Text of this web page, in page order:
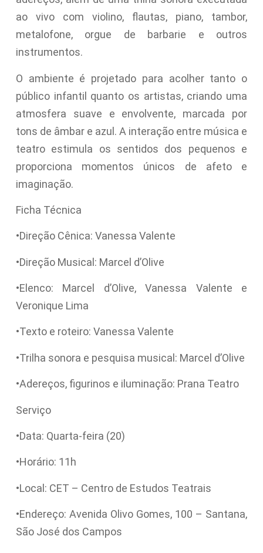
ao vivo com violino, flautas, piano, tambor,
metalofone, orgue de barbarie e outros
instrumentos.
O ambiente é projetado para acolher tanto o
público infantil quanto os artistas, criando uma
atmosfera suave e envolvente, marcada por
tons de âmbar e azul. A interação entre música e
teatro estimula os sentidos dos pequenos e
proporciona momentos únicos de afeto e
imaginação.
Ficha Técnica
•Direção Cênica: Vanessa Valente
•Direção Musical: Marcel d’Olive
•Elenco: Marcel d’Olive, Vanessa Valente e
Veronique Lima
•Texto e roteiro: Vanessa Valente
•Trilha sonora e pesquisa musical: Marcel d’Olive
•Adereços, figurinos e iluminação: Prana Teatro
Serviço
•Data: Quarta-feira (20)
•Horário: 11h
•Local: CET – Centro de Estudos Teatrais
•Endereço: Avenida Olivo Gomes, 100 – Santana,
São José dos Campos